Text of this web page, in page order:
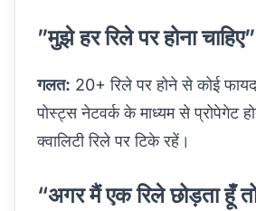
”मुझे हर रिले पर होना चाहिए”
गलत: 20+ रिले पर होने से कोई
पोस्ट्स नेटवर्क के माध्यम से प्रोपेगेट
क्वालिटी रिले पर टिके रहें।
“अगर मैं एक रिले छोड़ता हूँ